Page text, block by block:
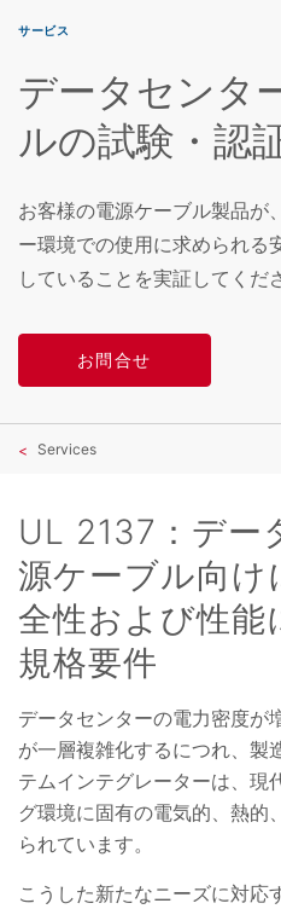
サービス
データセンタ
ルの試験・認
お客様の電源ケーブル製品が
ー環境での使用に求められる
していることを実証してくだ
お問合せ
Services
UL 2137：デー
源ケーブル向け
全性および性能
規格要件
データセンターの電力密度が
が一層複雑化するにつれ、製
テムインテグレーターは、現
グ環境に固有の電気的、熱的
られています。
こうした新たなニーズに対